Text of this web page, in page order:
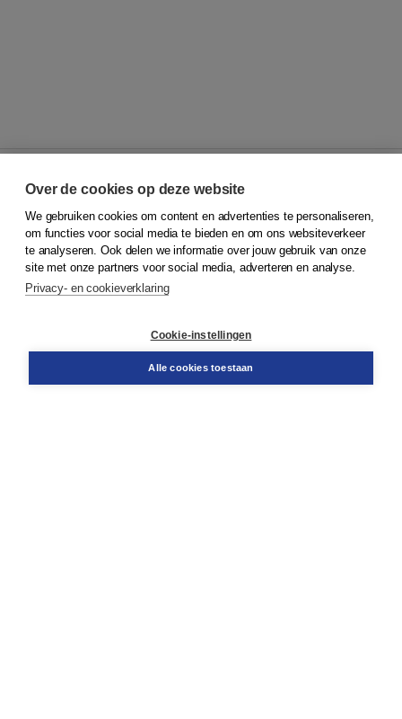
© 2026Koninklijke Boom uitgevers
Klantenservice
Service & informatie
Contact
Over de cookies op deze website
We gebruiken cookies om content en advertenties te personaliseren,
om functies voor social media te bieden en om ons websiteverkeer
te analyseren. Ook delen we informatie over jouw gebruik van onze
site met onze partners voor social media, adverteren en analyse.
Privacy- en cookieverklaring
Cookie-instellingen
Alle cookies toestaan